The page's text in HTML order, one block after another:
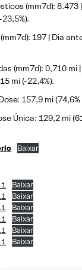
(mm7d): 8.473
197 | Dia
(mm7d): 0,710 mi
mi (-22,4%).
157,9 mi
Única: 129,2 mi
Baixar
Baixar
Baixar
Baixar
Baixar
Baixar
Baixar